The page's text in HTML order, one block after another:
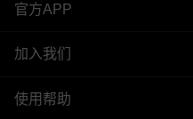
官方APP
加入我们
使用帮助